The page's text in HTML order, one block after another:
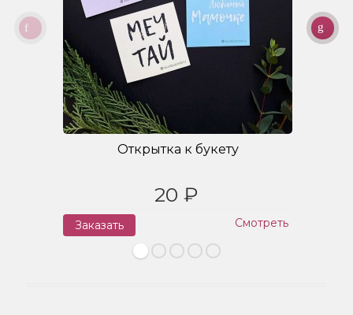
Открытка к букету
20 ₽
Заказать Смотреть